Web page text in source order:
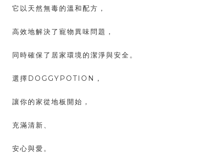
它以天然無毒的溫和配方，
高效地解決了寵物異味問題，
同時確保了居家環境的潔淨與安全。
選擇DOGGYPOTION，
讓你的家從地板開始，
充滿清新、
安心與愛。